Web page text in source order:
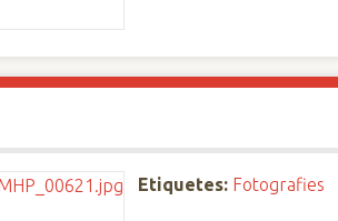
Etiquetes: Fotografies